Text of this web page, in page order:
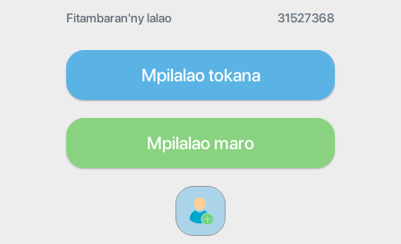
Fitambaran'ny lalao 31527368
Mpilalao tokana
Mpilalao maro